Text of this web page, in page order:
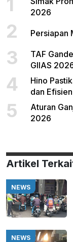
1
2026
2 Persiapan
3
TAF
GIIAS
4
Hino
dan Efisien
5
Aturan
2026
Artikel
NEWS
NEWS